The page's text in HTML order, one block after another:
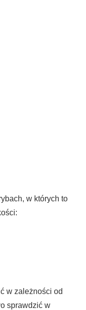
w których to
w zależności od
sprawdzić w